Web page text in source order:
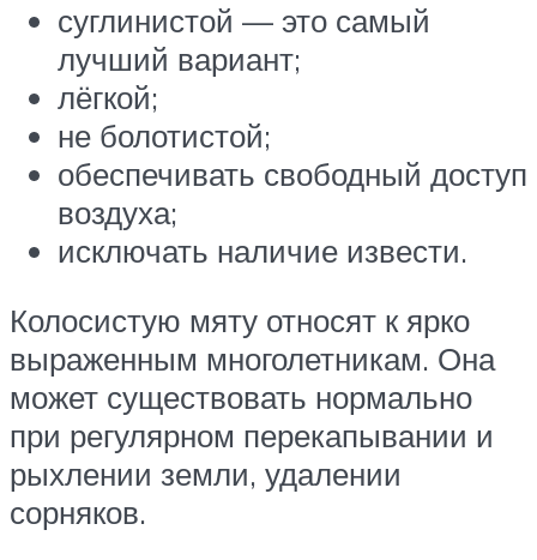
суглинистой — это самый
лучший вариант;
лёгкой;
не болотистой;
обеспечивать свободный доступ
воздуха;
исключать наличие извести.
Колосистую мяту относят к ярко
выраженным многолетникам. Она
может существовать нормально
при регулярном перекапывании и
рыхлении земли, удалении
сорняков.